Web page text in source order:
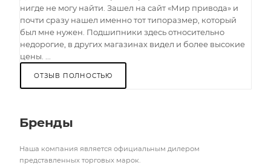
нигде не могу найти. Зашел на сайт «Мир привода» и
почти сразу нашел именно тот типоразмер, который
был мне нужен. Подшипники здесь относительно
недорогие, в других магазинах видел и более высокие
цены. ...
ОТЗЫВ ПОЛНОСТЬЮ
Бренды
Наша компания является официальным дилером
представленных торговых марок.